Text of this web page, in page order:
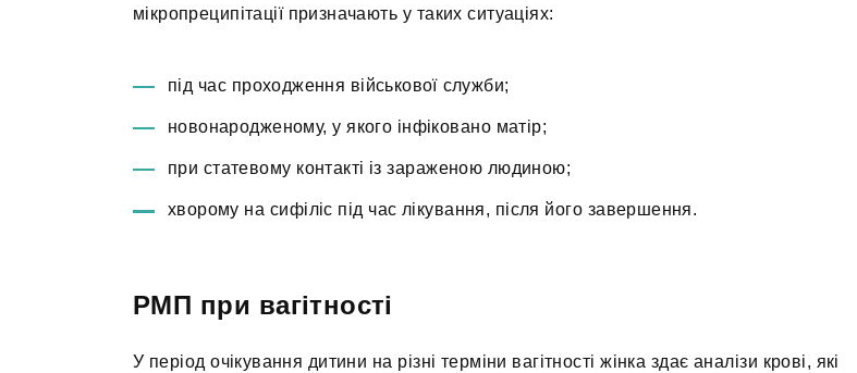
мікропреципітації призначають у таких ситуаціях:
під час проходження військової служби;
новонародженому, у якого інфіковано матір;
при статевому контакті із зараженою людиною;
хворому на сифіліс під час лікування, після його завершення.
РМП при вагітності
У період очікування дитини на різні терміни вагітності жінка здає аналізи крові, які